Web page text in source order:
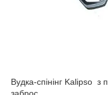
Вудка-спінінг Kalipso з
заброс